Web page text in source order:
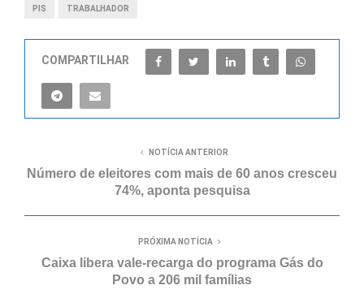
PIS TRABALHADOR
COMPARTILHAR
NOTÍCIA ANTERIOR
Número de eleitores com mais de 60 anos cresceu
74%, aponta pesquisa
PRÓXIMA NOTÍCIA
Caixa libera vale-recarga do programa Gás do
Povo a 206 mil famílias